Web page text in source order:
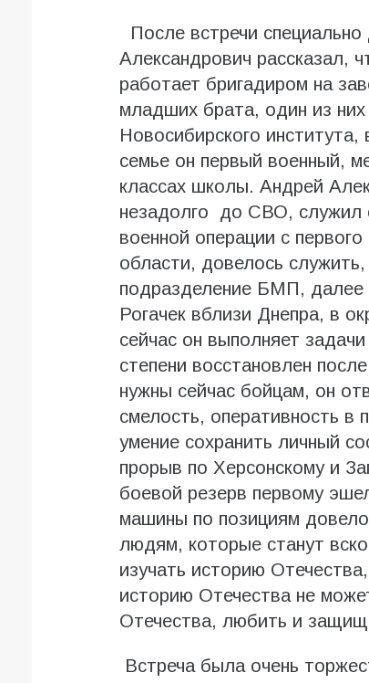
После встречи
Александрович рассказал,
работает бригадиром на
младших брата, один из
Новосибирского
семье он первый военный,
классах школы. Андрей
незадолго до СВО, служил
военной операции с
области, довелось
подразделение БМП, далее
Рогачек вблизи Днепра, в
сейчас он выполняет
степени восстановлен
нужны сейчас бойцам, он
смелость, оперативность в
умение сохранить личный
прорыв по Херсонскому и
боевой резерв первому
машины по позициям
людям, которые станут
изучать историю
историю Отечества не
Отечества, любить и
Встреча была очень